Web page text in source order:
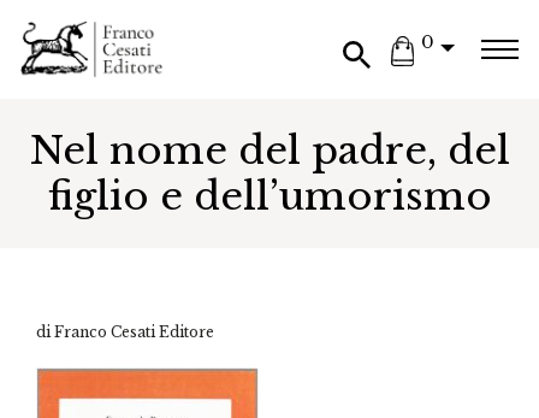
0
Nel nome del padre, del
figlio e dell’umorismo
di Franco Cesati Editore